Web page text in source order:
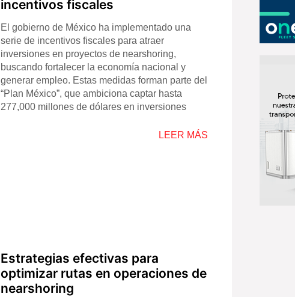
incentivos fiscales
El gobierno de México ha implementado una
serie de incentivos fiscales para atraer
inversiones en proyectos de nearshoring,
buscando fortalecer la economía nacional y
generar empleo. Estas medidas forman parte del
“Plan México”, que ambiciona captar hasta
277,000 millones de dólares en inversiones
LEER MÁS
Estrategias efectivas para
optimizar rutas en operaciones de
nearshoring